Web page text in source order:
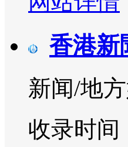
香港新
新闻/地
收录时间